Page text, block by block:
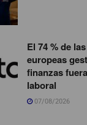
El 74 % de
europeas
finanzas
laboral
07/08/2026